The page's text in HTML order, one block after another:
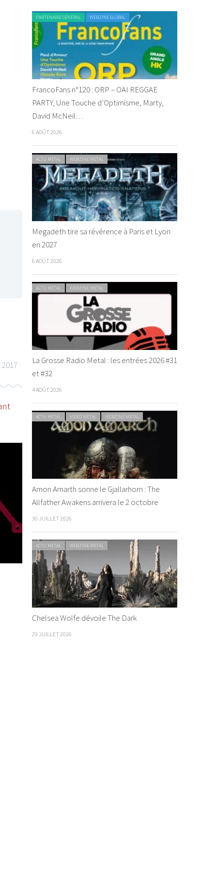
PARTENAIRE GENERAL WEBZINE GLOBAL
FrancoFans n°120 : ORP – OAI REGGAE
PARTY, Une Touche d’Optimisme, Marty,
David McNeil…
6 AOÛT 2026
ACTU METAL WEBZINE METAL
Megadeth tire sa révérence à Paris et Lyon
en 2027
6 AOÛT 2026
ACTU METAL WEBZINE METAL
La Grosse Radio Metal : les entrées 2026 #31
et #32
4 AOÛT 2026
ACTU METAL VIDEO METAL WEBZINE METAL
Amon Amarth sonne le Gjallarhorn : The
Allfather Awakens arrivera le 2 octobre
30 JUILLET 2026
ACTU METAL WEBZINE METAL
Chelsea Wolfe dévoile The Dark
29 JUILLET 2026